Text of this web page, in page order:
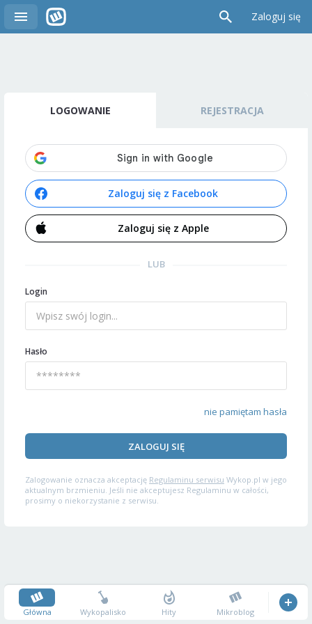
Zaloguj się
LOGOWANIE REJESTRACJA
Zaloguj się z Facebook
Zaloguj się z Apple
LUB
Login
Hasło
nie pamiętam hasła
ZALOGUJ SIĘ
Zalogowanie oznacza akceptację Regulaminu serwisu Wykop.pl w jego
aktualnym brzmieniu. Jeśli nie akceptujesz Regulaminu w całości,
prosimy o niekorzystanie z serwisu.
Główna Wykopalisko Hity Mikroblog